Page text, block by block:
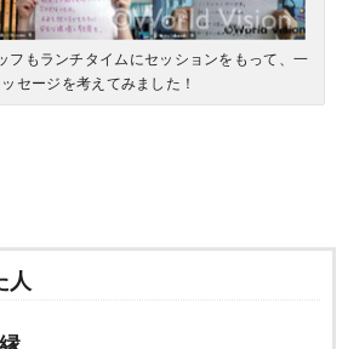
フもランチタイムにセッションをもって、一
セージを考えてみました！
人